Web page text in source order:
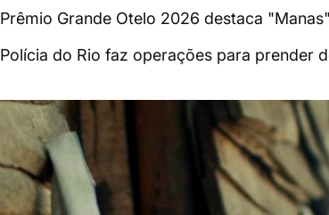
Prêmio Grande Otelo 2026 destaca
Polícia do Rio faz operações para prender